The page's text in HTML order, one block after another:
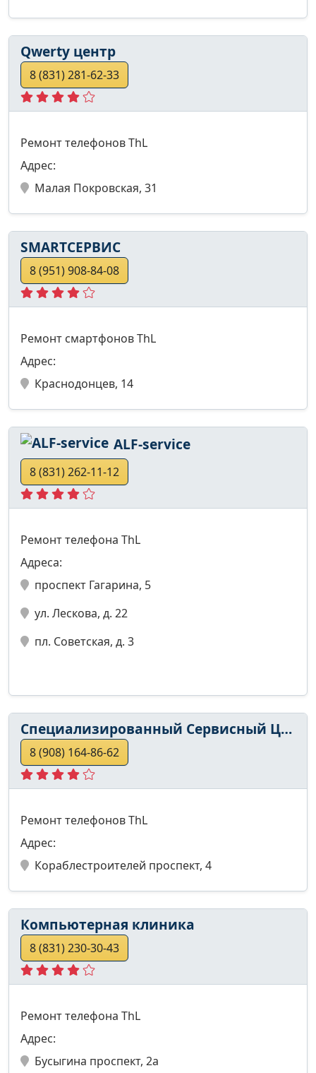
Qwerty центр
8 (831) 281-62-33
Ремонт телефонов ThL
Адрес:
Малая Покровская, 31
SMARTСЕРВИС
8 (951) 908-84-08
Ремонт смартфонов ThL
Адрес:
Краснодонцев, 14
ALF-service
8 (831) 262-11-12
Ремонт телефона ThL
Адреса:
проспект Гагарина, 5
ул. Лескова, д. 22
пл. Советская, д. 3
Специализированный Сервисный Центр
8 (908) 164-86-62
Ремонт телефонов ThL
Адрес:
Кораблестроителей проспект, 4
Компьютерная клиника
8 (831) 230-30-43
Ремонт телефона ThL
Адрес:
Бусыгина проспект, 2а